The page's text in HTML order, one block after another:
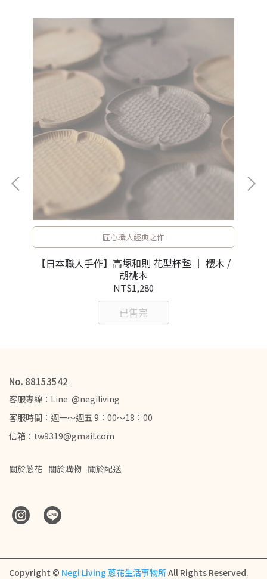
匠心職人經典之作
【日本職人手作】高塚和則 花型杯墊 ｜ 櫻木 /
胡桃木
NT$1,280
已售完
No. 88153542
客服專線：Line: @negiliving
客服時間：週一～週五 9：00～18：00
信箱：tw9319@gmail.com
關於蔥花 關於購物 關於配送
Copyright © Negi Living 蔥花生活事物所All Rights Reserved.